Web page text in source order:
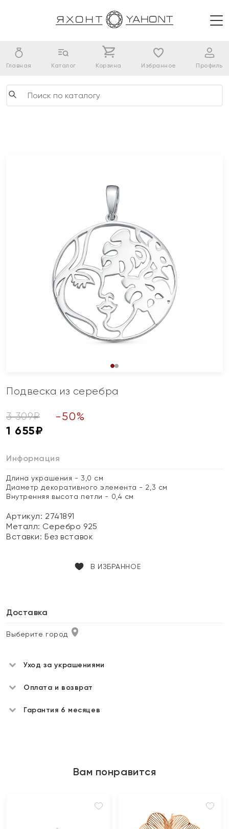
Главная Каталог Корзина Избранное Профиль
Подвеска из серебра
3 309₽ -50%
1 655₽
Информация
Длина украшения - 3,0 см
Диаметр декоративного элемента - 2,3 см
Внутренняя высота петли - 0,4 см
Артикул: 2741891
Металл: Серебро 925
Вставки:Без вставок
В ИЗБРАННОЕ
Доставка
Выберите город
Уход за украшениями
Оплата и возврат
Гарантия 6 месяцев
Вам понравится